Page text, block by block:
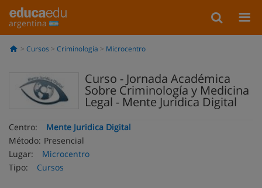
argentina
Cursos Criminología Microcentro
Curso - Jornada Académica
Sobre Criminología y Medicina
Legal - Mente Juridica Digital
Centro:
Mente Juridica Digital
Método: Presencial
Lugar:
Microcentro
Tipo:
Cursos